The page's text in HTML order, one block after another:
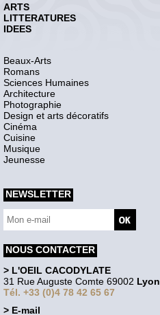
ARTS
LITTERATURES
IDEES
Beaux-Arts
Romans
Sciences Humaines
Architecture
Photographie
Design et arts décoratifs
Cinéma
Cuisine
Musique
Jeunesse
NEWSLETTER
NOUS CONTACTER
> L'OEIL CACODYLATE
31 Rue Auguste Comte 69002 Lyon
Tél. +33 (0)4 78 42 65 67
> E-mail